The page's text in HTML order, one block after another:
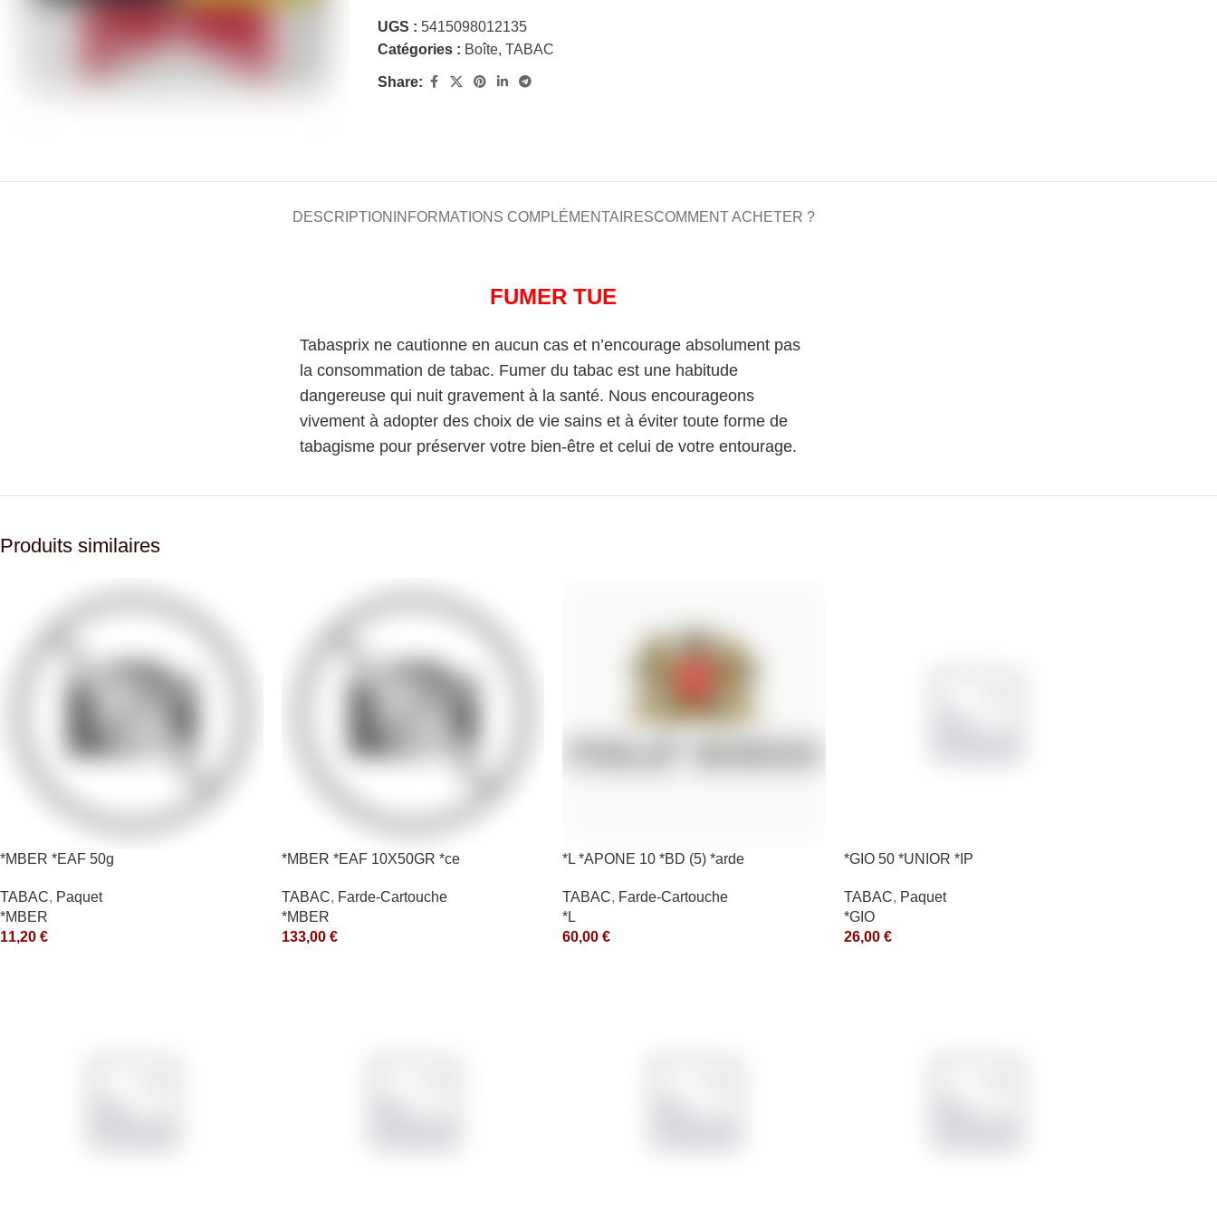
UGS :5415098012135
Catégories : Boîte, TABAC
Share:
DESCRIPTION INFORMATIONS COMPLÉMENTAIRESCOMMENT ACHETER ?
FUMER TUE
Tabasprix ne cautionne en aucun cas et n’encourage absolument pas
la consommation de tabac. Fumer du tabac est une habitude
dangereuse qui nuit gravement à la santé. Nous encourageons
vivement à adopter des choix de vie sains et à éviter toute forme de
tabagisme pour préserver votre bien-être et celui de votre entourage.
Produits similaires
*MBER *EAF 50g
TABAC, Paquet
*MBER
11,20 €
*MBER *EAF 10X50GR *ce
TABAC, Farde-Cartouche
*MBER
133,00 €
*L *APONE 10 *BD (5) *arde
TABAC, Farde-Cartouche
*L
60,00 €
*GIO 50 *UNIOR *IP
TABAC, Paquet
*GIO
26,00 €